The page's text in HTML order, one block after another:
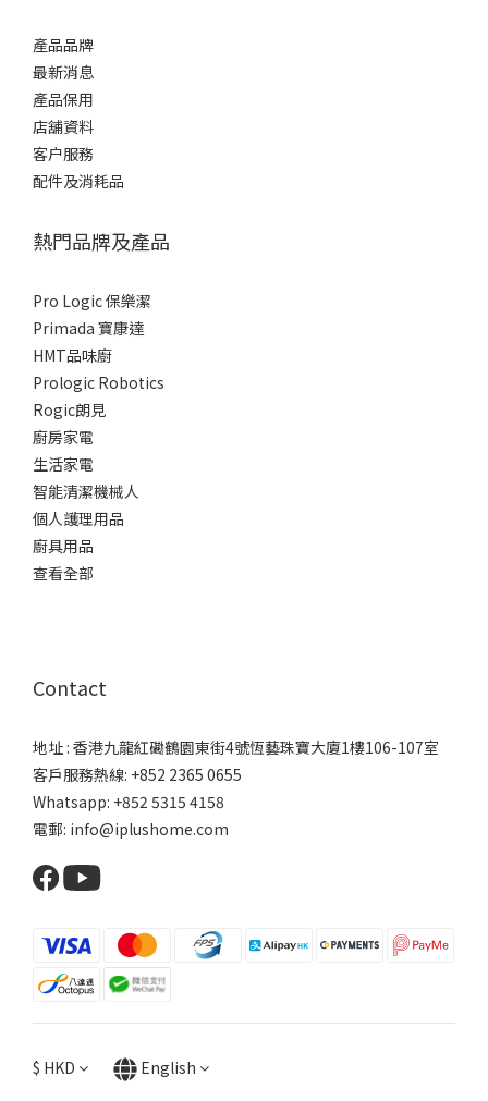
產品品牌
最新消息
產品保用
店舖資料
客户服務
配件及消耗品
熱門品牌及產品
Pro Logic 保樂潔
Primada 寶康達
HMT品味廚
Prologic Robotics
Rogic朗見
廚房家電
生活家電
智能清潔機械人
個人護理用品
廚具用品
查看全部
Contact
地址 : 香港九龍紅磡鶴園東街4號恆藝珠寶大廈1樓106-107室
客戶服務熱線: +852 2365 0655
Whatsapp: +852 5315 4158
電郵: info@iplushome.com
$ HKD English